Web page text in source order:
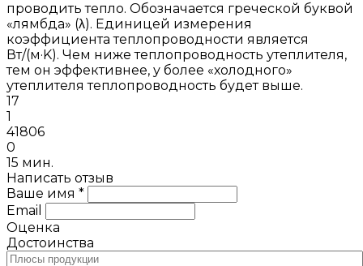
проводить тепло. Обозначается греческой буквой
«лямбда» (λ). Единицей измерения
коэффициента теплопроводности является
Вт/(м·K). Чем ниже теплопроводность утеплителя,
тем он эффективнее, у более «холодного»
утеплителя теплопроводность будет выше.
17
1
41806
0
15 мин.
Написать отзыв
Ваше имя *
Email
Оценка
Достоинства